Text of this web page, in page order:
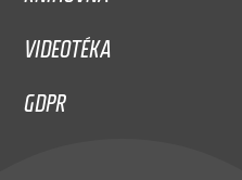
VIDEOTÉKA
GDPR